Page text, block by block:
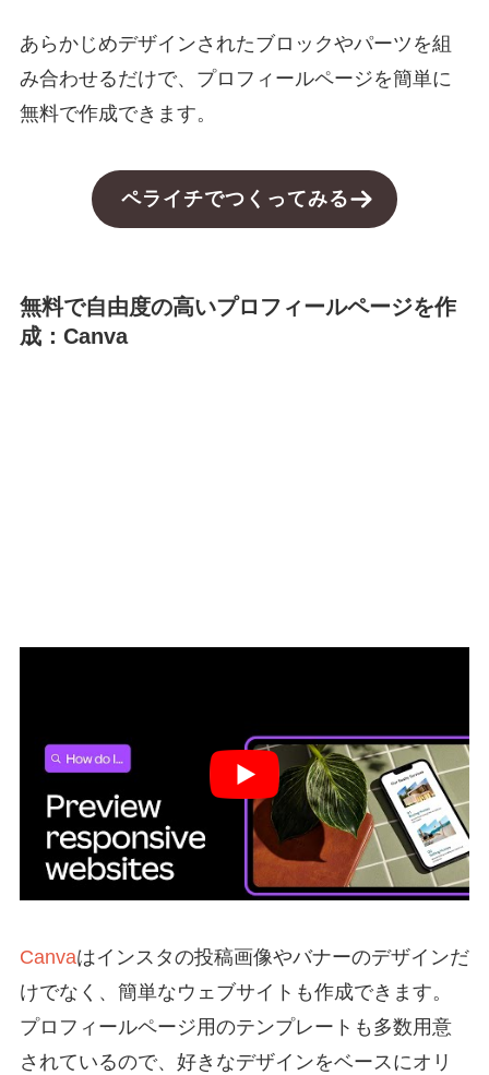
あらかじめデザインされたブロックやパーツを組
み合わせるだけで、プロフィールページを簡単に
無料で作成できます。
ペライチでつくってみる
無料で自由度の高いプロフィールページを作
成：Canva
Canvaはインスタの投稿画像やバナーのデザインだ
けでなく、簡単なウェブサイトも作成できます。
プロフィールページ用のテンプレートも多数用意
されているので、好きなデザインをベースにオリ